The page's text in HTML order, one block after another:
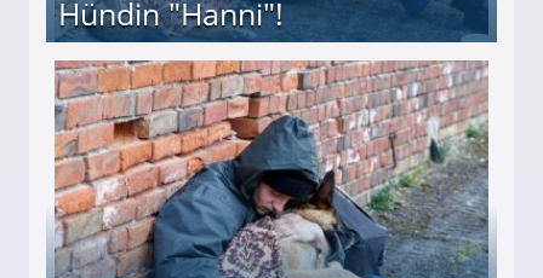
Hündin "Hanni"!
entführten seine Hündin "Hanni"!